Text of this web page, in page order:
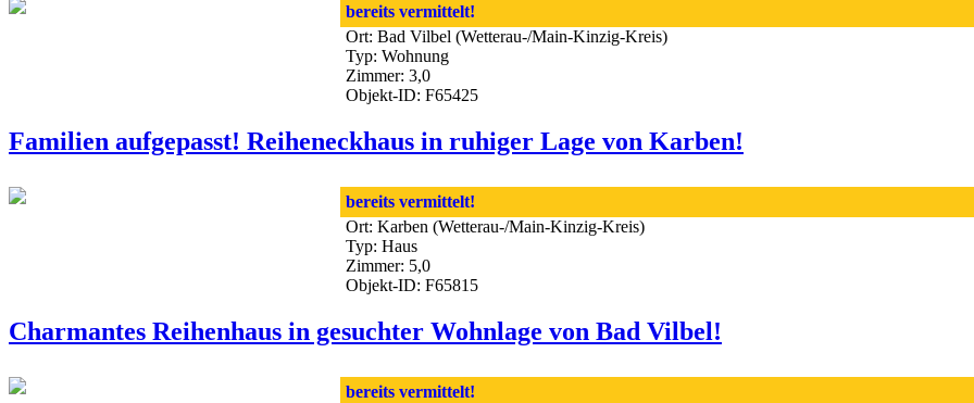
bereits vermittelt!
Ort: Bad Vilbel (Wetterau-/Main-Kinzig-Kreis)
Typ: Wohnung
Zimmer: 3,0
Objekt-ID: F65425
Familien aufgepasst! Reiheneckhaus in ruhiger Lage von Karben!
bereits vermittelt!
Ort: Karben (Wetterau-/Main-Kinzig-Kreis)
Typ: Haus
Zimmer: 5,0
Objekt-ID: F65815
Charmantes Reihenhaus in gesuchter Wohnlage von Bad Vilbel!
bereits vermittelt!